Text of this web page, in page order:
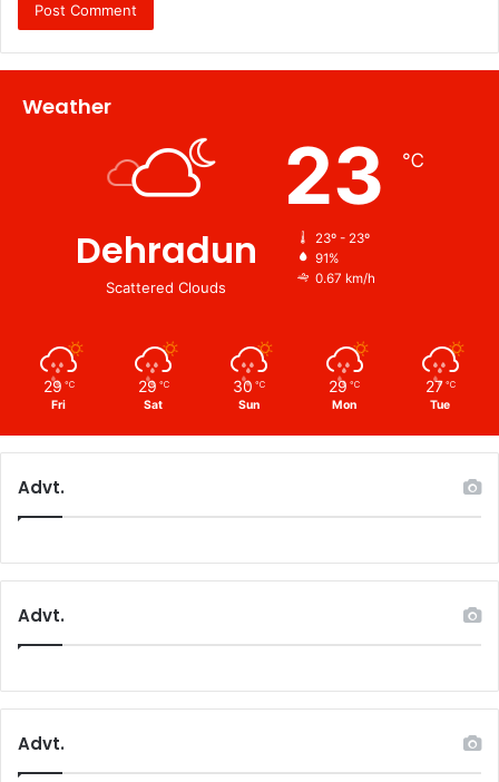
Weather
Dehradun
Scattered Clouds
23 ℃
23º - 23º
91%
0.67 km/h
29 ℃
Fri
29 ℃
Sat
30 ℃
Sun
29 ℃
Mon
27 ℃
Tue
Advt.
Advt.
Advt.